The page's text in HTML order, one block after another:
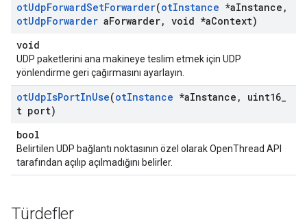
otUdpForwardSetForwarder(otInstance *aInstance ,
otUdpForwarder aForwarder, void *aContext)
void
UDP paketlerini ana makineye teslim etmek için UDP
yönlendirme geri çağırmasını ayarlayın.
otUdpIsPortInUse(otInstance *aInstance , uint16
t port)
bool
Belirtilen UDP bağlantı noktasının özel olarak OpenThread API
tarafından açılıp açılmadığını belirler.
Türdefler